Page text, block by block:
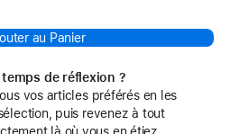
au Panier
de réflexion ?
vos articles préférés en les
puis revenez à tout
là où vous en étiez.